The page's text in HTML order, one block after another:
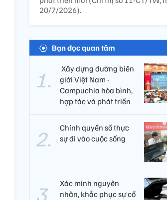
20/7/2026).
Bạn đọc quan tâm
​ Xây dựng đường biên
giới Việt Nam -
Campuchia hòa bình,
hợp tác và phát triển
Chính quyền số thực
sự đi vào cuộc sống
Xác minh nguyên
nhân, khắc phục sự cố